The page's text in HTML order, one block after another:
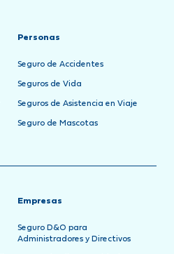
Personas
Seguro de Accidentes
Seguros de Vida
Seguros de Asistencia en Viaje
Seguro de Mascotas
Empresas
Seguro D&O para
Administradores y Directivos